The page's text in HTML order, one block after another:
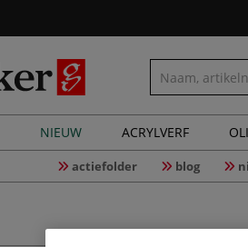
NIEUW ACRYLVERF
actiefolder blog